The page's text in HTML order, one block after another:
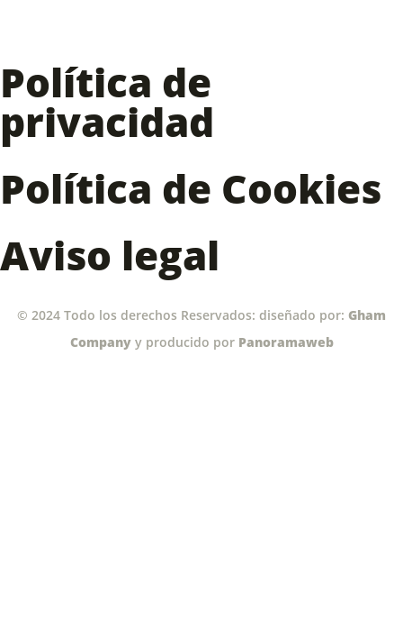
Política de
privacidad
Política de Cookies
Aviso legal
© 2024 Todo los derechos Reservados: diseñado por: Gham
Companyy producido por Panoramaweb